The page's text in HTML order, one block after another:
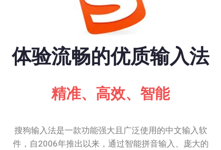
体验流畅的优质输入法
精准、高效、智能
搜狗输入法是一款功能强大且广泛使用的中文输入软
件，自2006年推出以来，通过智能拼音输入、庞大的